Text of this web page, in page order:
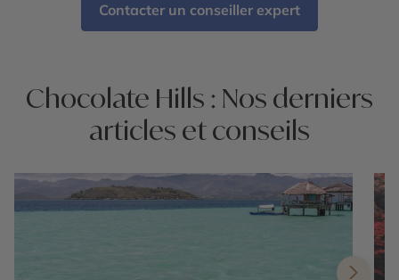
Contacter un conseiller expert
Chocolate Hills : Nos derniers
articles et conseils